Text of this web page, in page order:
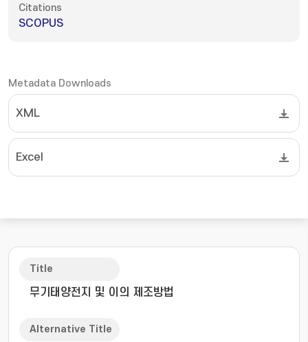
Citations
SCOPUS
Metadata Downloads
XML
Excel
Title
무기태양전지 및 이의 제조방법
Alternative Title